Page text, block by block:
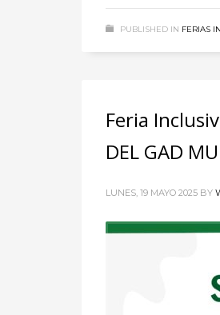
PUBLISHED IN FERIAS
Feria
DEL GAD
LUNES, 19 MAYO 2025 BY